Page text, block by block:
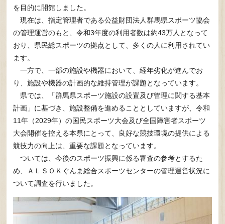
を目的に開館しました。
現在は、指定管理者である公益財団法人群馬県スポーツ協会
の管理運営のもと、令和3年度の利用者数は約43万人となって
おり、県民総スポーツの拠点として、多くの人に利用されてい
ます。
一方で、一部の施設や機器において、経年劣化が進んでお
り、施設や機器の計画的な維持管理が課題となっています。
県では、「群馬県スポーツ施設の設置及び管理に関する基本
計画」に基づき、施設整備を進めることとしていますが、令和
11年（2029年）の国民スポーツ大会及び全国障害者スポーツ
大会開催を控える本県にとって、良好な競技環境の提供による
競技力の向上は、重要な課題となっています。
ついては、今後のスポーツ振興に係る審査の参考とするた
め、ＡＬＳＯＫぐんま総合スポーツセンターの管理運営状況に
ついて調査を行いました。